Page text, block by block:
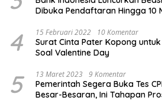
Dibuka Pendaftaran Hingga 10
4 15 Februari 2022 10 Komentar
Surat Cinta Pater Kopong
Soal Valentine Day
5 13 Maret 2023 9 Komentar
Pemerintah Segera Buka Tes
Besar-Besaran, Ini Tahapan